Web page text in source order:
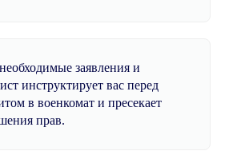
заявления и
инструктирует вас перед
в военкомат и пресекает
прав.